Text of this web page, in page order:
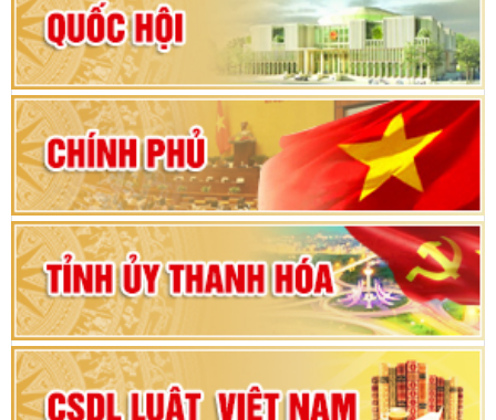
Hướng dẫn quy trình bỏ phiếu bầu cử ĐBQH
khoá XVI và đại biểu HĐND các cấp nhiệm kỳ
2026-2031
80 năm Quốc hội Việt Nam: vì lợi ích Nhân dân,
vì sự phát triển của đất nước
Bộ Chính trị duyệt nội dung Đại hội đại biểu
Đảng bộ tỉnh Thanh Hóa lần thứ XX, nhiệm kỳ
2025 - 2030
Đại hội đại biểu Đảng bộ xã Yên Thọ lần thứ I,
nhiệm kỳ 2025 – 2030
Đại hội Đảng bộ xã Yên Ninh lần thứ nhất,
nhiệm kỳ 2025 - 2030